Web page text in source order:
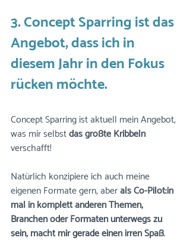
3. Concept Sparring ist das
Angebot, dass ich in
diesem Jahr in den Fokus
rücken möchte.
Concept Sparring ist aktuell mein Angebot,
was mir selbst das größte Kribbeln
verschafft!
Natürlich konzipiere ich auch meine
eigenen Formate gern, aber als Co-Pilot:in
mal in komplett anderen Themen,
Branchen oder Formaten unterwegs zu
sein, macht mir gerade einen irren Spaß.